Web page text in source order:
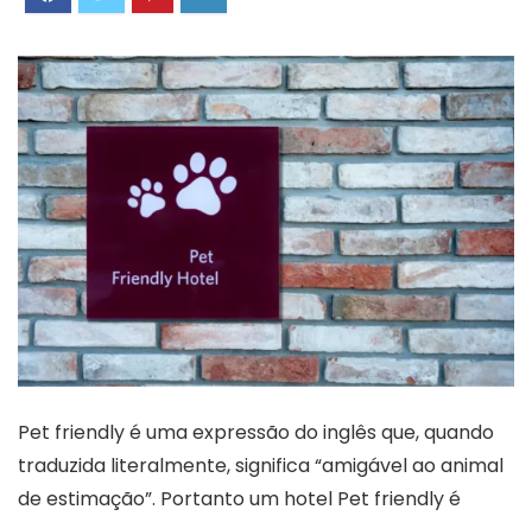
Pet friendly é uma expressão do inglês que, quando
traduzida literalmente, significa “amigável ao animal
de estimação”. Portanto um hotel Pet friendly é